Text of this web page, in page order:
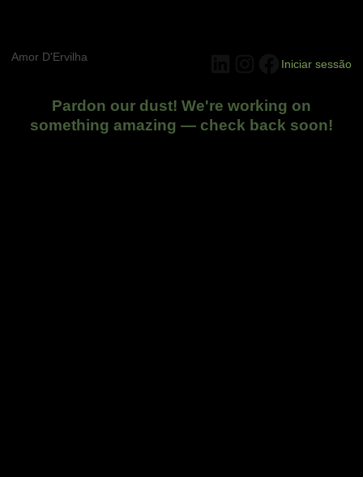
Amor D'Ervilha Instagram
Facebook
Iniciar sessão
Pardon our dust! We're working on
something amazing — check back soon!